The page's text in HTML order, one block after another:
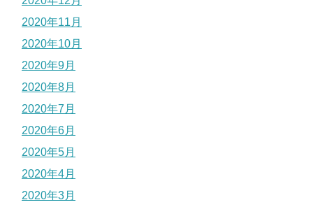
2020年11月
2020年10月
2020年9月
2020年8月
2020年7月
2020年6月
2020年5月
2020年4月
2020年3月